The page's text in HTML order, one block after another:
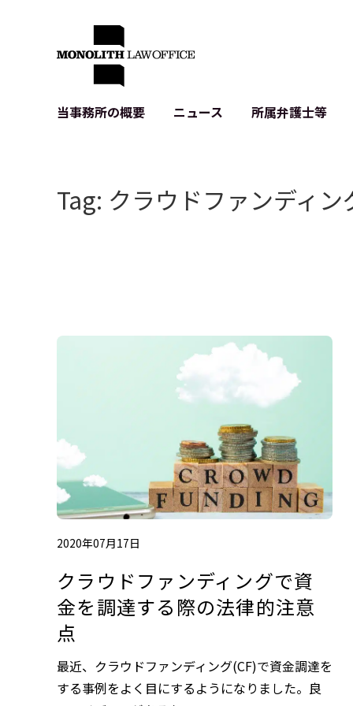
当事務所の概要
クライアントの声
出版書籍等
ニュース 所属弁護士等
個人情報保護法関連
株式・M&A関連法務
アプリ等の利用規
暗号資産・ブロ
Tag: クラウドファンディン
2020年07月17日
クラウドファンディングで資
金を調達する際の法律的注意
点
最近、クラウドファンディング(CF)で資金調達を
する事例をよく目にするようになりました。良